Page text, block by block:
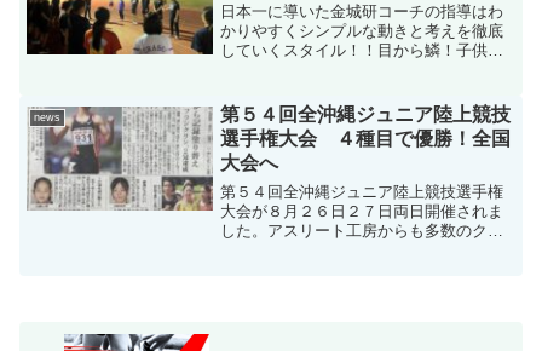
日本一に導いた金城研コーチの指導はわ
かりやすくシンプルな動きと考えを徹底
していくスタイル！！目から鱗！子供達
ました。
news
第５４回全沖縄ジュニア陸上競技
選手権大会 ４種目で優勝！全国
大会へ
第５４回全沖縄ジュニア陸上競技選手権
大会が８月２６日２７日両日開催されま
した。アスリート工房からも多数のクラ